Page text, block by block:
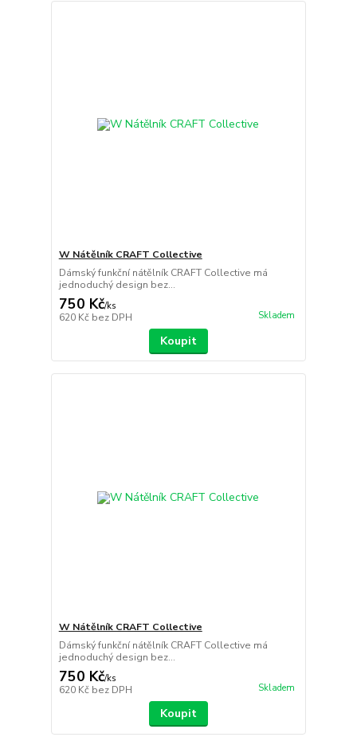
W Nátělník CRAFT Collective
Dámský funkční nátělník CRAFT Collective má
jednoduchý design bez...
750 Kč/ks
620 Kč bez DPH Skladem
Koupit
W Nátělník CRAFT Collective
Dámský funkční nátělník CRAFT Collective má
jednoduchý design bez...
750 Kč/ks
620 Kč bez DPH Skladem
Koupit